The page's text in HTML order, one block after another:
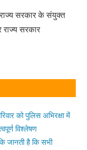
सरकार के संयुक्त
सरकार
को पुलिस अभिरक्षा में
विश्लेषण
जानती है कि सभी